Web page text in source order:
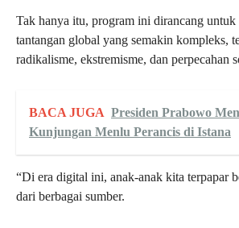
Tak hanya itu, program ini dirancang untuk
tantangan global yang semakin kompleks,
radikalisme, ekstremisme, dan perpecahan
BACA JUGA Presiden Prabowo
Kunjungan Menlu Perancis di Istana
“Di era digital ini, anak-anak kita terpapar
dari berbagai sumber.